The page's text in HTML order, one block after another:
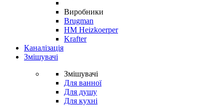
Виробники
Brugman
HM Heizkoerper
Krafter
Каналізація
Змішувачі
Змішувачі
Для ванної
Для душу
Для кухні